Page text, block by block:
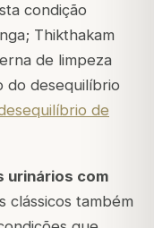
condição
Thikthakam
de limpeza
do desequilíbrio
de
urinários com
clássicos também